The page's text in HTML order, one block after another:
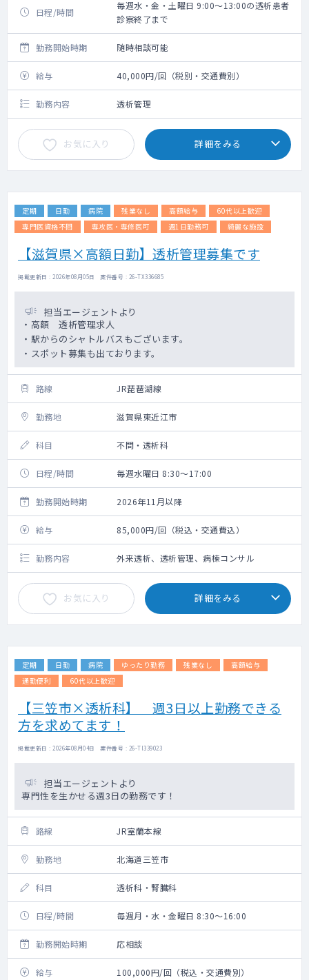
日程/時間
毎週水・金・土曜日 9:00～13:00の透析患者
診察終了まで
勤務開始時期 随時相談可能
給与 40,000円/回（税別・交通費別）
勤務内容 透析管理
お気に入り 詳細をみる
定期 日勤 病院 残業なし 高額給与
60代以上歓迎
専門医資格不問
専攻医・専修医可 週1日勤務可 綺麗な施設
【滋賀県×高額日勤】透析管理募集です
掲載更新日 : 2026年08月05日 案件番号 : 26-TX336685
担当エージェントより
・高額 透析管理求人
・駅からのシャトルバスもございます。
・スポット募集も出ております。
路線 JR琵琶湖線
勤務地 滋賀県東近江市
科目 不問・透析科
日程/時間 毎週水曜日 8:30～17:00
勤務開始時期 2026年11月以降
給与 85,000円/回（税込・交通費込）
勤務内容 外来透析、透析管理、病棟コンサル
お気に入り 詳細をみる
定期 日勤 病院 ゆったり勤務 残業なし
高額給与
通勤便利
60代以上歓迎
【三笠市×透析科】 週3日以上勤務できる
方を求めてます！
掲載更新日 : 2026年08月04日 案件番号 : 26-TI339023
担当エージェントより
専門性を生かせる週3日の勤務です！
路線 JR室蘭本線
勤務地 北海道三笠市
科目 透析科・腎臓科
日程/時間 毎週月・水・金曜日 8:30～16:00
勤務開始時期 応相談
給与 100,000円/回（税込・交通費別）